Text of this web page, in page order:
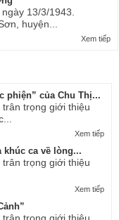
13/3/1943.
huyện...
Xem tiếp
phiện” của Chu Thị...
trọng giới thiệu
Xem tiếp
ca về lòng...
trọng giới thiệu
Xem tiếp